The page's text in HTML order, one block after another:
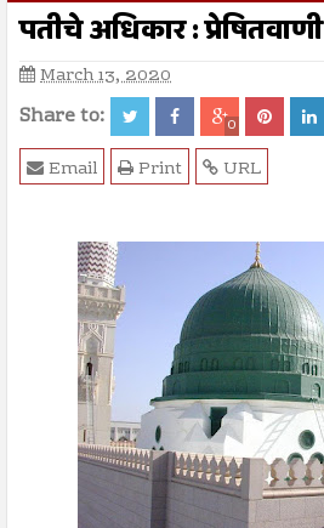
पतीचे अधिकार : प्रेषितवाणी
March 13, 2020
Share to: 0
URL
Print
Email